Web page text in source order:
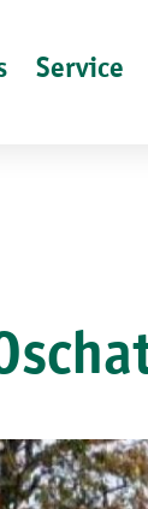
Service